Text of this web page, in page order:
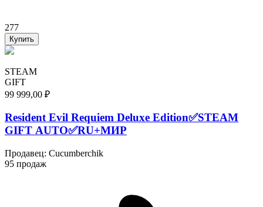
277
Купить
STEAM
GIFT
99 999,00 ₽
Resident Evil Requiem Deluxe Edition✅STEAM
GIFT AUTO✅RU+МИР
Продавец: Cucumberchik
95 продаж